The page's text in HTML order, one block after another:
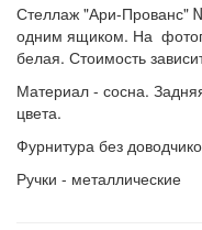
Стеллаж "Ари-Прованс"
одним ящиком. На
белая. Стоимость
Материал - сосна.
цвета.
Фурнитура без
Ручки - металлические